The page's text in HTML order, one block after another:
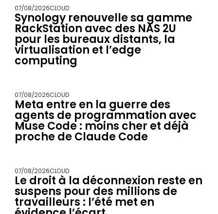
07/08/2026CLOUD
Synology renouvelle sa gamme
RackStation avec des NAS 2U
pour les bureaux distants, la
virtualisation et l’edge
computing
07/08/2026CLOUD
Meta entre en la guerre des
agents de programmation avec
Muse Code : moins cher et déjà
proche de Claude Code
07/08/2026CLOUD
Le droit à la déconnexion reste en
suspens pour des millions de
travailleurs : l’été met en